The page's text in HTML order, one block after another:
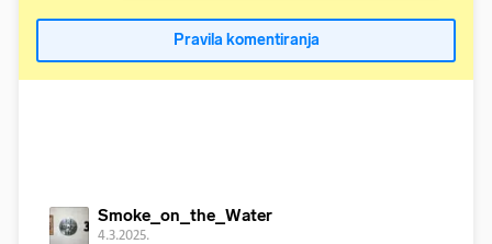
Pravila komentiranja
Smoke_on_the_Water
4.3.2025.